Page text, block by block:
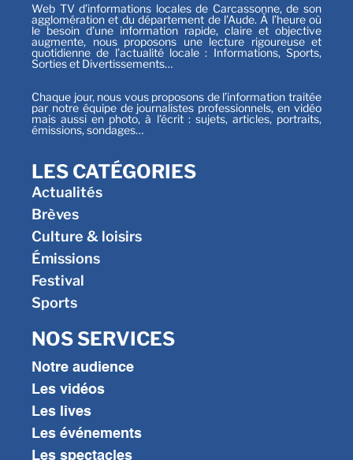
Web TV d’informations locales de Carcassonne, de son
agglomération et du département de l’Aude. À l’heure où
le besoin d’une information rapide, claire et objective
augmente, nous proposons une lecture rigoureuse et
quotidienne de l’actualité locale : Informations, Sports,
Sorties et Divertissements…
Chaque jour, nous vous proposons de l’information traitée
par notre équipe de journalistes professionnels, en vidéo
mais aussi en photo, à l’écrit : sujets, articles, portraits,
émissions, sondages…
LES CATÉGORIES
Actualités
Brèves
Culture & loisirs
Émissions
Festival
Sports
NOS SERVICES
Notre audience
Les vidéos
Les lives
Les événements
Les spectacles